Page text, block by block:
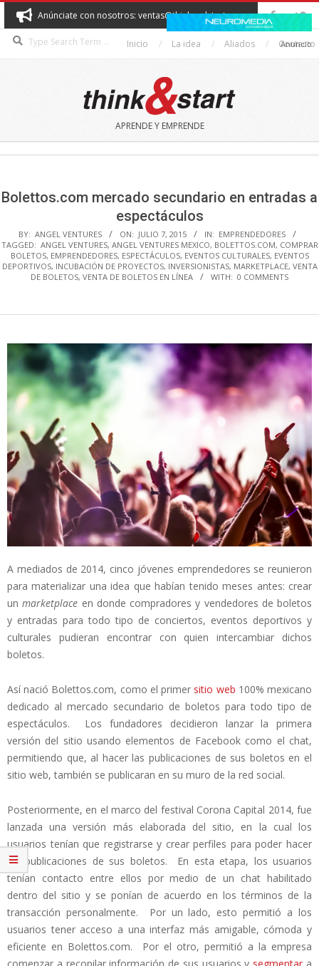
Skip
to
content
Anúnciate con nosotros: ventas@thinkandstart.com
Inicio La idea Aliados Contacto
THINK&START
APRENDE Y EMPRENDE
Anuncio
Bolettos.com mercado secundario en entradas a
espectáculos
BY: ANGEL VENTURES ON: JULIO 7, 2015 IN: EMPRENDEDORES
TAGGED: ANGEL VENTURES, ANGEL VENTURES MEXICO, BOLETTOS.COM, COMPRAR
BOLETOS, EMPRENDEDORES, ESPECTÁCULOS, EVENTOS CULTURALES, EVENTOS
DEPORTIVOS, INCUBACIÓN DE PROYECTOS, INVERSIONISTAS, MARKETPLACE, VENTA
DE BOLETOS, VENTA DE BOLETOS EN LÍNEA WITH: 0 COMMENTS
A mediados de 2014, cinco jóvenes emprendedores se reunieron
para materializar una idea que habían tenido meses antes: crear
unmarketplace en donde compradores y vendedores de boletos
y entradas para todo tipo de conciertos, eventos deportivos y
culturales pudieran encontrar con quien intercambiar dichos
boletos.
Así nació Bolettos.com, como el primer sitio web 100% mexicano
dedicado al mercado secundario de boletos para todo tipo de
espectáculos. Los fundadores decidieron lanzar la primera
versión del sitio usando elementos de Facebook como el chat,
permitiendo que, al hacer las publicaciones de sus boletos en el
sitio web, también se publicaran en su muro de la red social.
Posteriormente, en el marco del festival Corona Capital 2014, fue
lanzada una versión más elaborada del sitio, en la cual los
usuarios tenían que registrarse y crear perfiles para poder hacer
las publicaciones de sus boletos. En esta etapa, los usuarios
tenían contacto entre ellos por medio de un chat habilitado
dentro del sitio y se ponían de acuerdo en los términos de la
transacción personalmente. Por un lado, esto permitió a los
usuarios tener acceso a una interfaz más amigable, cómoda y
eficiente en Bolettos.com. Por el otro, permitió a la empresa